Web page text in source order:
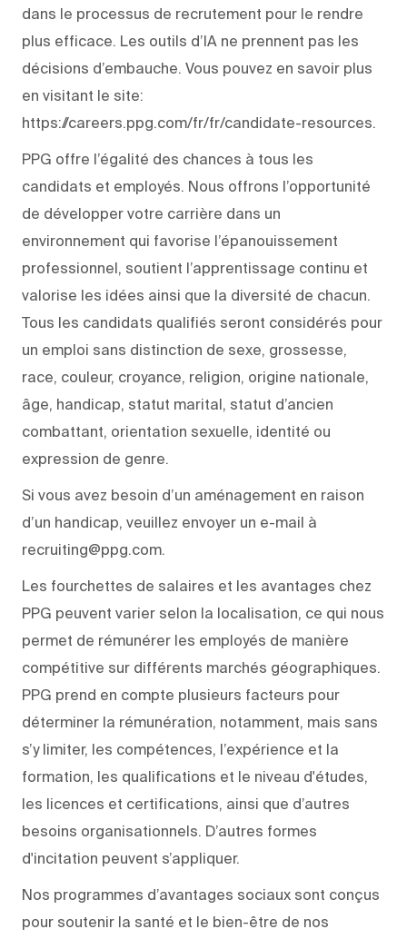
dans le processus de recrutement pour le rendre
plus efficace. Les outils d’IA ne prennent pas les
décisions d’embauche. Vous pouvez en savoir plus
en visitant le site:
https://careers.ppg.com/fr/fr/candidate-resources.
PPG offre l’égalité des chances à tous les
candidats et employés. Nous offrons l’opportunité
de développer votre carrière dans un
environnement qui favorise l’épanouissement
professionnel, soutient l’apprentissage continu et
valorise les idées ainsi que la diversité de chacun.
Tous les candidats qualifiés seront considérés pour
un emploi sans distinction de sexe, grossesse,
race, couleur, croyance, religion, origine nationale,
âge, handicap, statut marital, statut d’ancien
combattant, orientation sexuelle, identité ou
expression de genre.
Si vous avez besoin d’un aménagement en raison
d’un handicap, veuillez envoyer un e-mail à
recruiting@ppg.com.
Les fourchettes de salaires et les avantages chez
PPG peuvent varier selon la localisation, ce qui nous
permet de rémunérer les employés de manière
compétitive sur différents marchés géographiques.
PPG prend en compte plusieurs facteurs pour
déterminer la rémunération, notamment, mais sans
s’y limiter, les compétences, l’expérience et la
formation, les qualifications et le niveau d'études,
les licences et certifications, ainsi que d’autres
besoins organisationnels. D’autres formes
d'incitation peuvent s’appliquer.
Nos programmes d’avantages sociaux sont conçus
pour soutenir la santé et le bien-être de nos